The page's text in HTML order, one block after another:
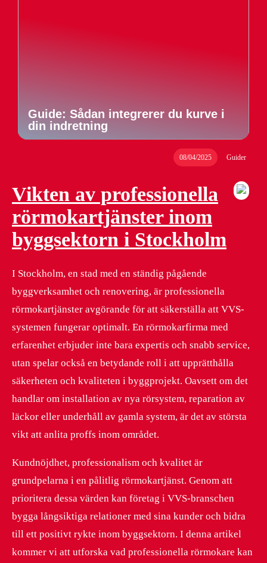
Guide: Sådan integrerer du kurve i
din indretning
08/04/2025 Guider
Vikten av professionella
rörmokartjänster inom
byggsektorn i Stockholm
I Stockholm, en stad med en ständig pågående
byggverksamhet och renovering, är professionella
rörmokartjänster avgörande för att säkerställa att VVS-
systemen fungerar optimalt. En rörmokarfirma med
erfarenhet erbjuder inte bara expertis och snabb service,
utan spelar också en betydande roll i att upprätthålla
säkerheten och kvaliteten i byggprojekt. Oavsett om det
handlar om installation av nya rörsystem, reparation av
läckor eller underhåll av gamla system, är det av största
vikt att anlita proffs inom området.
Kundnöjdhet, professionalism och kvalitet är
grundpelarna i en pålitlig rörmokartjänst. Genom att
prioritera dessa värden kan företag i VVS-branschen
bygga långsiktiga relationer med sina kunder och bidra
till ett positivt rykte inom byggsektorn. I denna artikel
kommer vi att utforska vad professionella rörmokare kan